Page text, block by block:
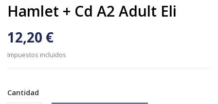
Hamlet + Cd A2 Adult Eli
12,20 €
Impuestos incluidos
Cantidad